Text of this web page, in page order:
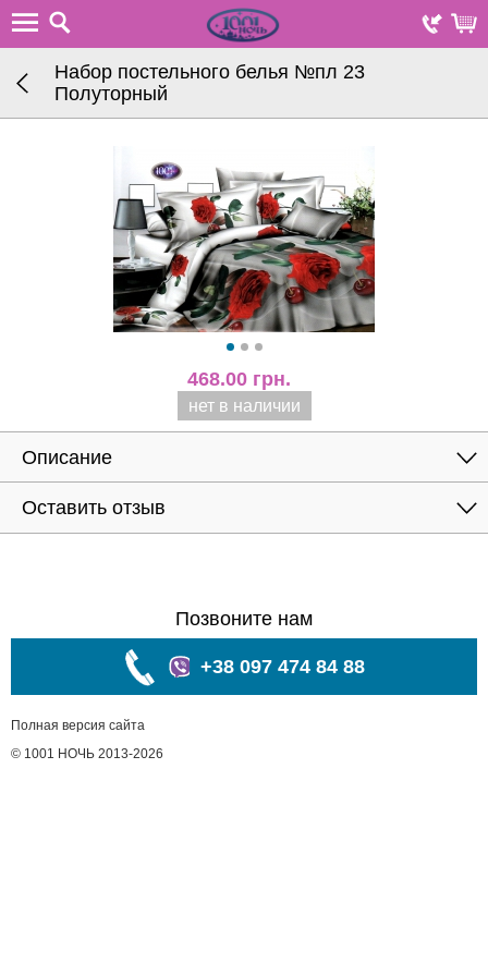
Набор постельного белья №пл 23
Полуторный
468.00 грн.
нет в наличии
Описание
Оставить отзыв
Позвоните нам
+38 097 474 84 88
Полная версия сайта
© 1001 НОЧЬ 2013-2026